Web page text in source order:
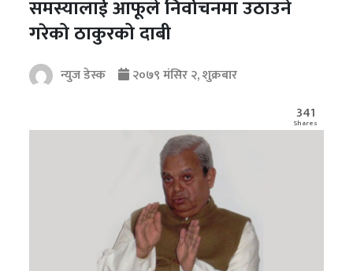
समस्यालाई आफूले निर्वाचनमा उठाउने
गरेको ठाकुरको दाबी
न्युज डेस्क
२०७९ मंसिर २, शुक्रबार
341
Shares